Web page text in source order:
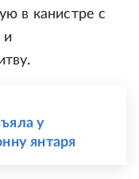
в канистре с
и
у
янтаря